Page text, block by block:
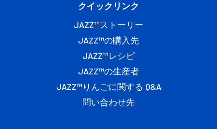
クイックリンク
JAZZ™ストーリー
JAZZ™の購入先
JAZZ™レシピ
JAZZ™の生産者
JAZZ™りんごに関する Q&A
問い合わせ先